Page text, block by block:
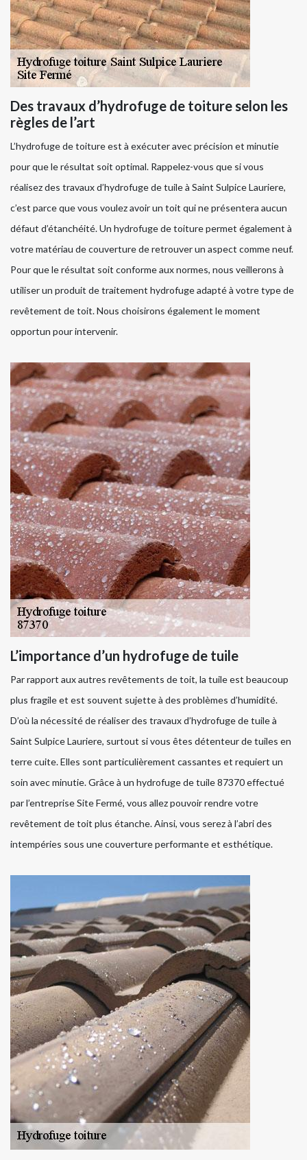
Des travaux d’hydrofuge de toiture selon les
règles de l’art
L’hydrofuge de toiture est à exécuter avec précision et minutie
pour que le résultat soit optimal. Rappelez-vous que si vous
réalisez des travaux d’hydrofuge de tuile à Saint Sulpice Lauriere,
c’est parce que vous voulez avoir un toit qui ne présentera aucun
défaut d’étanchéité. Un hydrofuge de toiture permet également à
votre matériau de couverture de retrouver un aspect comme neuf.
Pour que le résultat soit conforme aux normes, nous veillerons à
utiliser un produit de traitement hydrofuge adapté à votre type de
revêtement de toit. Nous choisirons également le moment
opportun pour intervenir.
L’importance d’un hydrofuge de tuile
Par rapport aux autres revêtements de toit, la tuile est beaucoup
plus fragile et est souvent sujette à des problèmes d’humidité.
D’où la nécessité de réaliser des travaux d’hydrofuge de tuile à
Saint Sulpice Lauriere, surtout si vous êtes détenteur de tuiles en
terre cuite. Elles sont particulièrement cassantes et requiert un
soin avec minutie. Grâce à un hydrofuge de tuile 87370 effectué
par l’entreprise Site Fermé, vous allez pouvoir rendre votre
revêtement de toit plus étanche. Ainsi, vous serez à l’abri des
intempéries sous une couverture performante et esthétique.